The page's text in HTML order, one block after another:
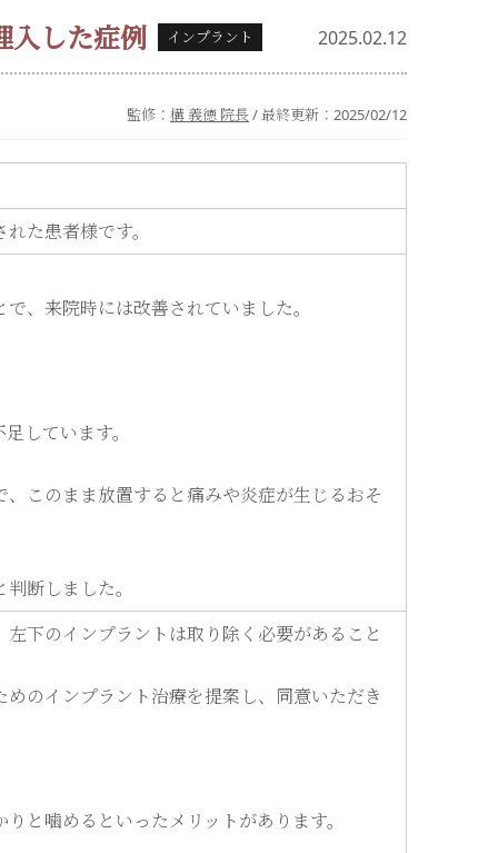
入した症例 インプラント 2025.02.12
監修： 構 義徳 院長 / 最終更新： 2025/02/12
た患者様です。
、来院時には改善されていました。
しています。
このまま放置すると痛みや炎症が生じるおそ
断しました。
下のインプラントは取り除く必要があること
のインプラント治療を提案し、同意いただき
と噛めるといったメリットがあります。